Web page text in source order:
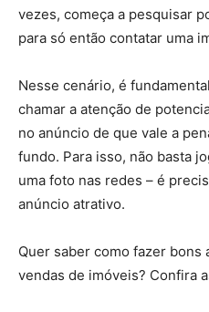
vezes, começa a pesquisar
para só então contatar uma
Nesse cenário, é
chamar a atenção de
no anúncio de que vale a
fundo. Para isso, não basta
uma foto nas redes – é
anúncio atrativo.
Quer saber como fazer bons
vendas de imóveis? Confira